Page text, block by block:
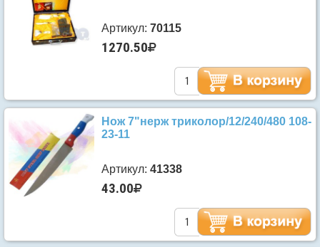
Артикул: 70115
1270.50
Нож 7"нерж триколор/12/240/480 108-
23-11
Артикул: 41338
43.00